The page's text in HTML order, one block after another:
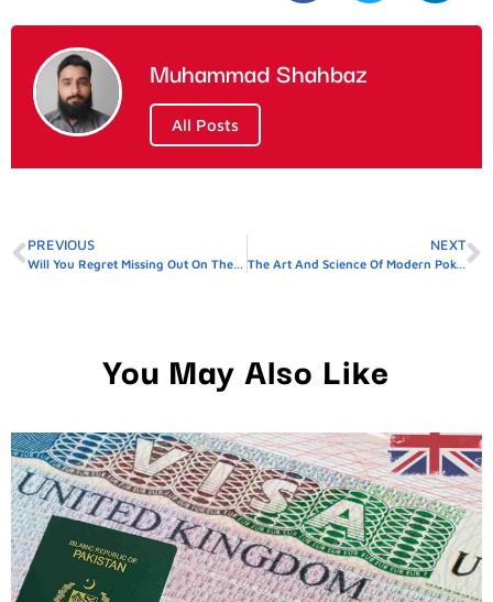
Muhammad Shahbaz
All Posts
PREVIOUS
Will You Regret Missing Out On These Top Non GamStop Casinos?
NEXT
The Art And Science Of Modern Poker Strategies
You May Also Like